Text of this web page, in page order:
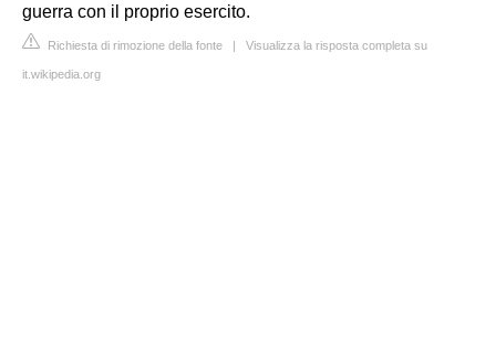
guerra con il proprio esercito.
Richiesta di rimozione della fonte | Visualizza la risposta completa su
it.wikipedia.org